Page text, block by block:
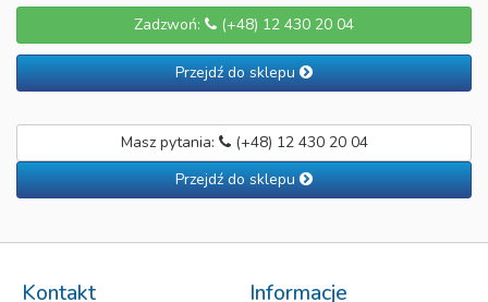
Zadzwoń: (+48) 12 430 20 04
Przejdź do sklepu
Masz pytania:
(+48) 12 430 20 04
Przejdź do sklepu
Kontakt Informacje